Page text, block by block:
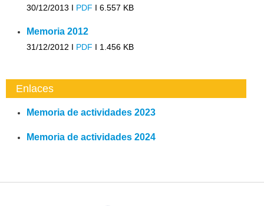
30/12/2013 I PDF I 6.557 KB
Memoria 2012
31/12/2012 I PDF I 1.456 KB
Enlaces
Memoria de actividades 2023
Memoria de actividades 2024